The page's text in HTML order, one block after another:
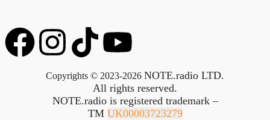
Copyrights © 2023-2026 NOTE.radio LTD.
All rights reserved.
NOTE.radio is registered trademark –
TM UK00003723279